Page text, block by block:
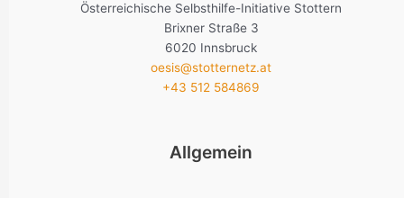
Österreichische Selbsthilfe-Initiative Stottern
Brixner Straße 3
6020 Innsbruck
oesis@stotternetz.at
+43 512 584869
Allgemein